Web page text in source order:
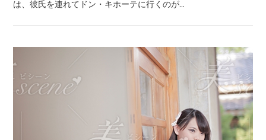
は、彼氏を連れてドン・キホーテに行くのが...